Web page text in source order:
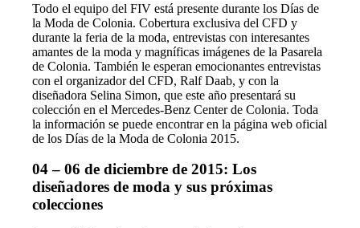
Todo el equipo del FIV está presente durante los Días de
la Moda de Colonia. Cobertura exclusiva del CFD y
durante la feria de la moda, entrevistas con interesantes
amantes de la moda y magníficas imágenes de la Pasarela
de Colonia. También le esperan emocionantes entrevistas
con el organizador del CFD, Ralf Daab, y con la
diseñadora Selina Simon, que este año presentará su
colección en el Mercedes-Benz Center de Colonia. Toda
la información se puede encontrar en la página web oficial
de los Días de la Moda de Colonia 2015.
04 – 06 de diciembre de 2015: Los
diseñadores de moda y sus próximas
colecciones